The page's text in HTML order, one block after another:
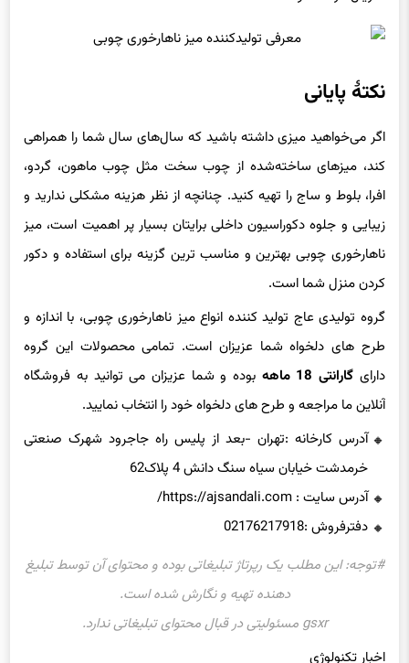
نکتۀ پایانی
اگر می‌خواهید میزی داشته باشید که سال‌های سال شما را همراهی
کند، میزهای ساخته‌شده از چوب سخت مثل چوب ماهون، گردو،
افرا، بلوط و ساج را تهیه کنید. چنانچه از نظر هزینه مشکلی ندارید و
زیبایی و جلوه دکوراسیون داخلی برایتان بسیار پر اهمیت است، میز
ناهارخوری چوبی بهترین و مناسب ترین گزینه برای استفاده و دکور
کردن منزل شما است.
گروه تولیدی عاج تولید کننده انواع میز ناهارخوری چوبی، با اندازه و
طرح های دلخواه شما عزیزان است. تمامی محصولات این گروه
دارای گارانتی 18 ماهه
بوده و شما عزیزان می توانید به فروشگاه
آنلاین ما مراجعه و طرح های دلخواه خود را انتخاب نمایید.
آدرس کارخانه :تهران -بعد از پلیس راه جاجرود شهرک صنعتی
خرمدشت خیابان سیاه سنگ دانش 4 پلاک62
آدرس سایت : https://ajsandali.com/
دفترفروش :02176217918
#توجه: این مطلب یک رپرتاژ تبلیغاتی بوده و محتوای آن توسط تبلیغ
دهنده تهیه و نگارش شده است.
gsxr مسئولیتی در قبال محتوای تبلیغاتی ندارد.
اخبار تکنولوژی